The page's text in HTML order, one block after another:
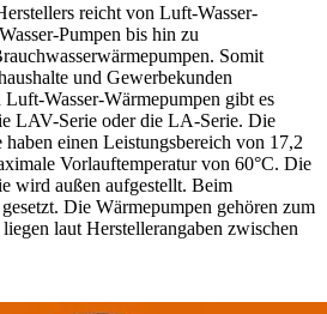
reicht von Luft-Wasser-
Pumpen bis hin zu
Somit
und Gewerbekunden
Wasser-Wärmepumpen gibt es
LAV-Serie oder die LA-Serie. Die
haben einen Leistungsbereich von 17,2
Vorlauftemperatur von 60°C. Die
wird außen aufgestellt. Beim
Die Wärmepumpen gehören zum
laut Herstellerangaben zwischen